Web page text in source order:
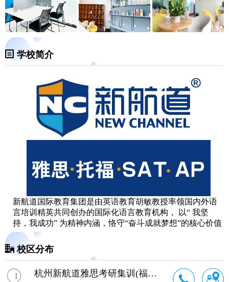
学校简介
新航道国际教育集团是由英语教育胡敏教授率领国内外语
言培训精英共同创办的国际化语言教育机构， 以“ 我坚
持，我成功” 为精神内涵，恪守“奋斗成就梦想”的核心价值
观，坚守“高能”的教育理念，致力于培养具有全球胜任力
(包括： 4 C 能力即沟通能力 Communication, 批判性思维
Critical Thinking, 合作 Collaboration, 创造力与创新 Creativity
年，立志“做全球的教育机构”。
校区分布
1 杭州新航道雅思考研集训(福雷德广场店)